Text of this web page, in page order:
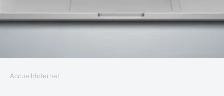
Accueil›Internet